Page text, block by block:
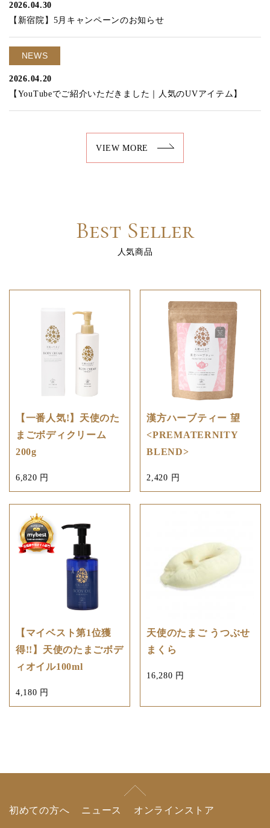
2026.04.30
【新宿院】5月キャンペーンのお知らせ
NEWS
2026.04.20
【YouTubeでご紹介いただきました｜人気のUVアイテム】
VIEW MORE
Best Seller
人気商品
【一番人気!】天使のた
まごボディクリーム
200g
6,820 円
漢方ハーブティー 望
<PREMATERNITY
BLEND>
2,420 円
【マイベスト第1位獲
得!!】天使のたまごボデ
ィオイル100ml
4,180 円
天使のたまご うつぶせ
まくら
16,280 円
初めての方へ ニュース オンラインストア